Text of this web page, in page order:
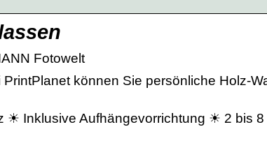
Fotowelt
können Sie persönliche Holz-
☀ Inklusive Aufhängevorrichtung ☀ 2 bis 8